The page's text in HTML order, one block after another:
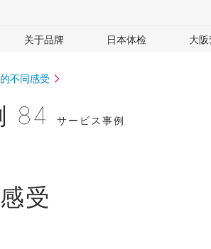
关于品牌
日本体检
企业客户
大
不同感受
84 サービス事例
受